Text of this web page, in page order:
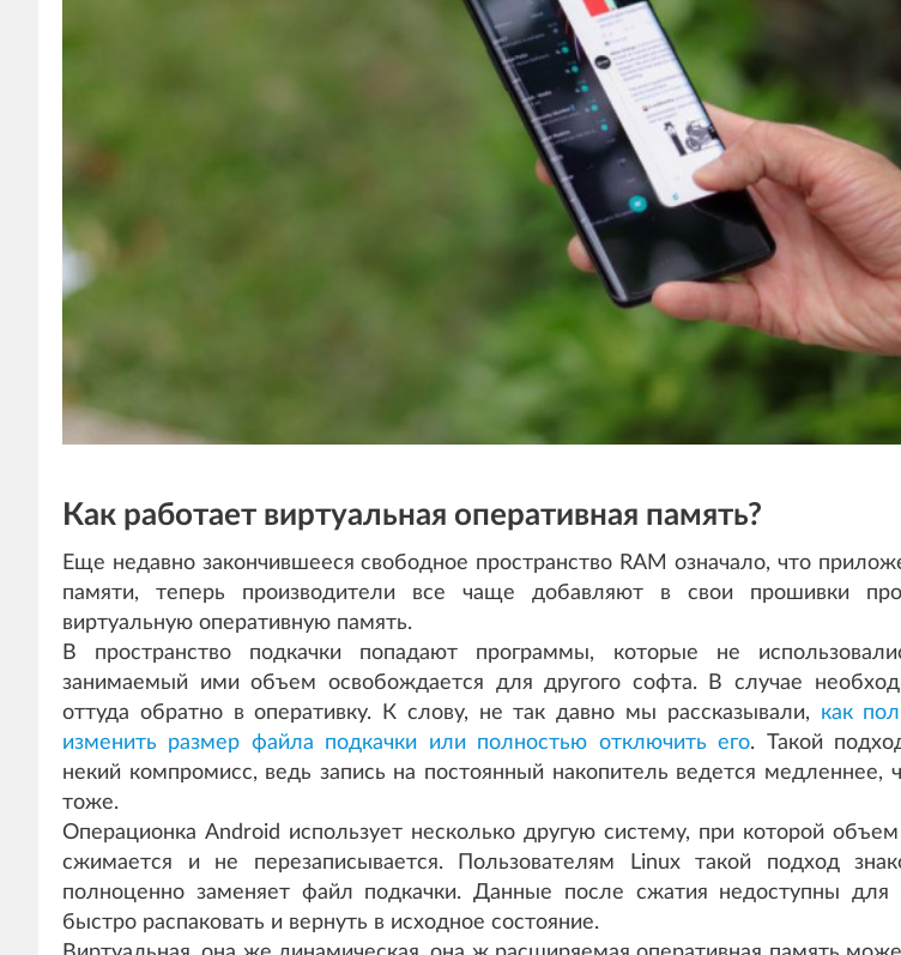
Как работает виртуальная оперативная память?
Еще недавно закончившееся свободное пространство RAM означало, что
памяти, теперь производители все чаще добавляют в свои прошивки
виртуальную оперативную память.
В пространство подкачки попадают программы, которые не
занимаемый ими объем освобождается для другого софта. В случае
оттуда обратно в оперативку. К слову, не так давно мы рассказывали, как
изменить размер файла подкачки или полностью отключить его. Такой
некий компромисс, ведь запись на постоянный накопитель ведется медленнее,
тоже.
Операционка Android использует несколько другую систему, при которой
сжимается и не перезаписывается. Пользователям Linux такой подход
полноценно заменяет файл подкачки. Данные после сжатия недоступны
быстро распаковать и вернуть в исходное состояние.